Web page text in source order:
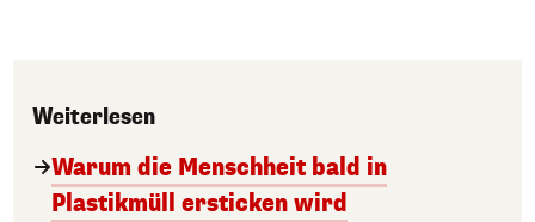
Weiterlesen
Warum die Menschheit bald in
Plastikmüll ersticken wird